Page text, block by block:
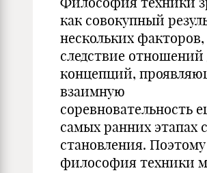
как совокупный
нескольких факторов,
следст­вие отношений
концепций,
взаимную
соревновательность
самых ранних этапах
становления. Поэтому
философия тех­ники